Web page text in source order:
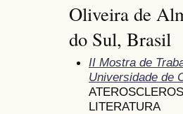
Oliveira de
do Sul, Brasil
II Mostra de
Universidade de
LITERATURA